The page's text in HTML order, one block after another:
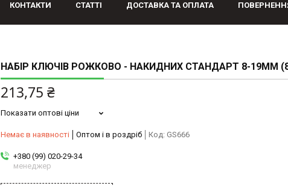
КОНТАКТИ СТАТТІ ДОСТАВКА ТА ОПЛАТА
НАБІР КЛЮЧІВ РОЖКОВО - НАКИДНИХ СТАНДАРТ 8-19ММ
213,75 ₴
Показати оптові ціни
Немає в наявності Оптом і в роздріб Код: GS666
+380 (99) 020-29-34
менеджер